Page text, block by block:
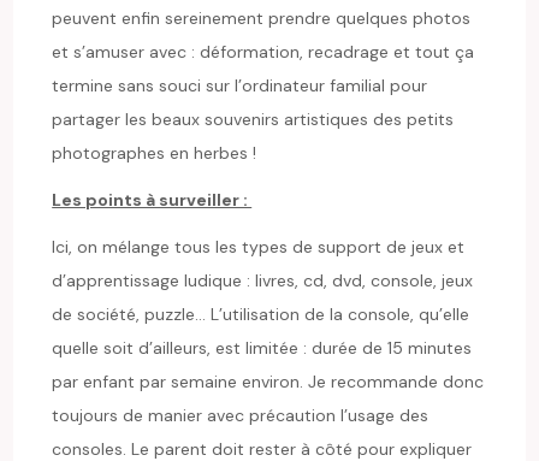
peuvent enfin sereinement prendre quelques photos
et s’amuser avec : déformation, recadrage et tout ça
termine sans souci sur l’ordinateur familial pour
partager les beaux souvenirs artistiques des petits
photographes en herbes !
Les points à surveiller :
Ici, on mélange tous les types de support de jeux et
d’apprentissage ludique : livres, cd, dvd, console, jeux
de société, puzzle… L’utilisation de la console, qu’elle
quelle soit d’ailleurs, est limitée : durée de 15 minutes
par enfant par semaine environ. Je recommande donc
toujours de manier avec précaution l’usage des
consoles. Le parent doit rester à côté pour expliquer